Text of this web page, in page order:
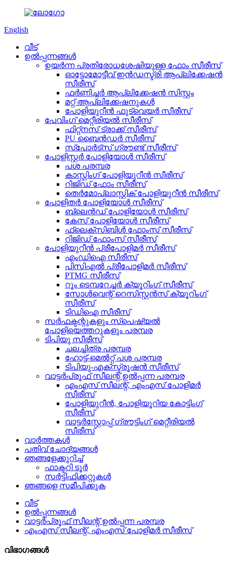
English
വീട്
ഉൽപ്പന്നങ്ങൾ
ഉയർന്ന പ്രതിരോധശേഷിയുള്ള ഫോം സീരീസ്
ഓട്ടോമോട്ടീവ് ഇൻഡസ്ട്രി ആപ്ലിക്കേഷൻ
സീരീസ്
ഫർണിച്ചർ ആപ്ലിക്കേഷൻ സിസ്റ്റം
മറ്റ് ആപ്ലിക്കേഷനുകൾ
പോളിയുറീൻ ഫുട്വെയർ സീരീസ്
പേവിംഗ് മെറ്റീരിയൽ സീരീസ്
ഫിറ്റ്നസ് ട്രാക്ക് സീരീസ്
PU ബൈൻഡർ സീരീസ്
സ്പോർട്സ് ഗ്രൗണ്ട് സീരീസ്
പോളിസ്റ്റർ പോളിയോൾ സീരീസ്
പശ പരമ്പര
കാസ്റ്റിംഗ് പോളിയുറീൻ സീരീസ്
റിജിഡ് ഫോം സീരീസ്
തെർമോപ്ലാസ്റ്റിക് പോളിയുറീൻ സീരീസ്
പോളിതർ പോളിയോൾ സീരീസ്
ബ്ലെൻഡ് പോളിയോൾ സീരീസ്
കേസ് പോളിയോൾ സീരീസ്
ഫ്ലെക്സിബിൾ ഫോംസ് സീരീസ്
റിജിഡ് ഫോംസ് സീരീസ്
പോളിയുറീൻ പ്രീപോളിമർ സീരീസ്
എംഡിഐ സീരീസ്
പിസിഎൽ പ്രീപോളിമർ സീരീസ്
PTMG സീരീസ്
റൂം ടെമ്പറേച്ചർ ക്യൂറിംഗ് സീരീസ്
സോൾവെന്റ് റെസിസ്റ്റൻസ് ക്യൂറിംഗ്
സീരീസ്
ടിഡിഐ സീരീസ്
സർഫക്ടന്റുകളും സ്പെഷ്യൽ
പോളിയെത്തറുകളും പരമ്പര
ടിപിയു സീരീസ്
ചലച്ചിത്ര പരമ്പര
ഹോട്ട്-മെൽറ്റ് പശ പരമ്പര
ടിപിയു-എക്സ്ട്രൂഷൻ സീരീസ്
വാട്ടർപ്രൂഫ് സീലന്റ് ഉൽപ്പന്ന പരമ്പര
എംഎസ് സീലന്റ്, എംഎസ് പോളിമർ
സീരീസ്
പോളിയുറീൻ, പോളിയൂറിയ കോട്ടിംഗ്
സീരീസ്
വാട്ടർസ്റ്റോപ്പ് ഗ്രൗട്ടിംഗ് മെറ്റീരിയൽ
സീരീസ്
വാർത്തകൾ
പതിവ് ചോദ്യങ്ങൾ
ഞങ്ങളേക്കുറിച്ച്
ഫാക്ടറി ടൂർ
സർട്ടിഫിക്കറ്റുകൾ
ഞങ്ങളെ സമീപിക്കുക
വീട്
ഉൽപ്പന്നങ്ങൾ
വാട്ടർപ്രൂഫ് സീലന്റ് ഉൽപ്പന്ന പരമ്പര
എംഎസ് സീലന്റ്, എംഎസ് പോളിമർ സീരീസ്
വിഭാഗങ്ങൾ